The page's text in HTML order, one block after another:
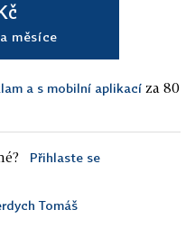
měsíce
a s mobilní aplikací za 80
Přihlaste se
Tomáš